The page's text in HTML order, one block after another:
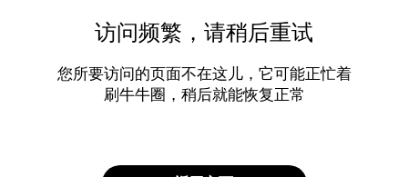
访问频繁，请稍后重试
您所要访问的页面不在这儿，它可能正忙着
刷牛牛圈，稍后就能恢复正常